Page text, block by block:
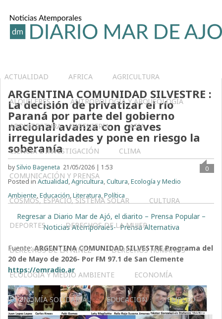
ACTUALIDAD AFRICA AGRICULTURA
ALQUILERES ANTROPOLOGÍA Y ARQUEOLOGÍA
ARQUITECTURA – INGENIERIA ASIA
CIENCIA E INVESTIGACIÓN CLIMA
COMUNICACIÓN Y PRENSA
COSMOS, ESPACIO, SISTEMA SOLAR CULTURA
DEPORTES DERECHOS DE LA MUJER
DERECHOS DE LA NIÑEZ DERECHOS HUMANOS
ECOLOGÍA Y MEDIO AMBIENTE ECONOMÍA
ECONOMÍA SOLIDARIA EDUCACIÓN EMPLEO
ARGENTINA COMUNIDAD SILVESTRE :
La decisión de privatizar el río
Paraná por parte del gobierno
nacional avanza con graves
irregularidades y pone en riesgo la
soberanía
by Silvio Bageneta 21/05/2026 | 1:53
0
Posted inActualidad,Agricultura,Cultura,Ecología y Medio
Ambiente,Educación,Literatura,Política
Regresar a Diario Mar de Ajó, el diarito – Prensa Popular –
Noticias Atemporales- Prensa Alternativa
Fuente:ARGENTINA COMUNIDAD SILVESTRE Programa del
20 de Mayo de 2026- Por FM 97.1 de San Clemente
https://omradio.ar